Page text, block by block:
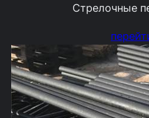
Стрелочные